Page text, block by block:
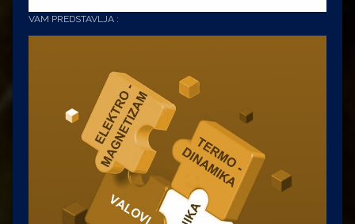
VAM PREDSTAVLJA :